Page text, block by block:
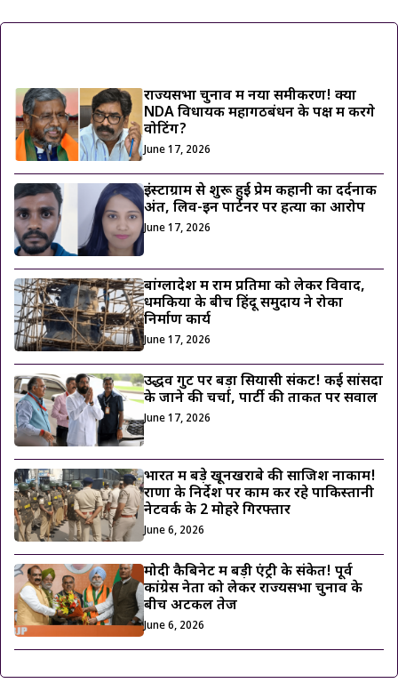
राज्यसभा चुनाव में नया समीकरण! क्या
NDA विधायक महागठबंधन के पक्ष में करेंगे
वोटिंग?
June 17, 2026
इंस्टाग्राम से शुरू हुई प्रेम कहानी का दर्दनाक
अंत, लिव-इन पार्टनर पर हत्या का आरोप
June 17, 2026
बांग्लादेश में राम प्रतिमा को लेकर विवाद,
धमकियों के बीच हिंदू समुदाय ने रोका
निर्माण कार्य
June 17, 2026
उद्धव गुट पर बड़ा सियासी संकट! कई सांसदों
के जाने की चर्चा, पार्टी की ताकत पर सवाल
June 17, 2026
भारत में बड़े खूनखराबे की साजिश नाकाम!
राणा के निर्देश पर काम कर रहे पाकिस्तानी
नेटवर्क के 2 मोहरे गिरफ्तार
June 6, 2026
मोदी कैबिनेट में बड़ी एंट्री के संकेत! पूर्व
कांग्रेस नेता को लेकर राज्यसभा चुनाव के
बीच अटकलें तेज
June 6, 2026